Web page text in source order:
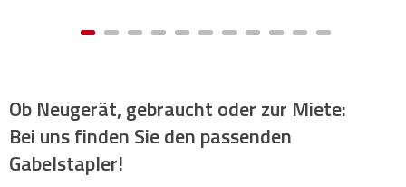
Ob Neugerät, gebraucht oder zur Miete:
Bei uns finden Sie den passenden
Gabelstapler!